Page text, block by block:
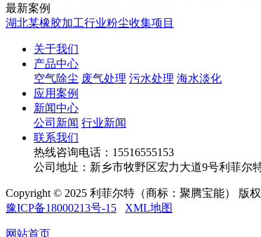
最新案例
湖北某橡胶加工行业粉尘收集项目
关于我们
产品中心
空气除尘 废气处理 污水处理 海水淡化
应用案例
新闻中心
公司新闻 行业新闻
联系我们
热线咨询电话： 15516555153
公司地址：新乡市牧野区宏力大道9号利菲尔
Copyright © 2025 利菲尔特（商标：聚腾宝能） 版
豫ICP备18000213号-15
XML地图
网站首页